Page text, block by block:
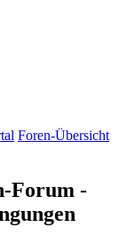
Foren-Übersicht
Forum -